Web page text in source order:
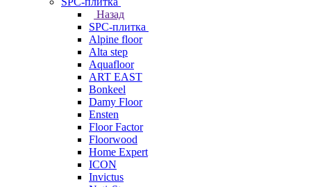
Назад
SPC-плитка
Alpine floor
Alta step
Aquafloor
ART EAST
Bonkeel
Damy Floor
Ensten
Floor Factor
Floorwood
Home Expert
ICON
Invictus